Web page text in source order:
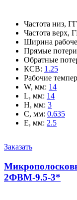
Частота низ,
Частота верх,
Ширина
Прямые
Обратные
КСВ: 1.25
Рабочие
W, мм: 14
L, мм: 14
H, мм: 3
C, мм: 0.635
E, мм: 2.5
Заказать
2ФВМ-9.5-3*